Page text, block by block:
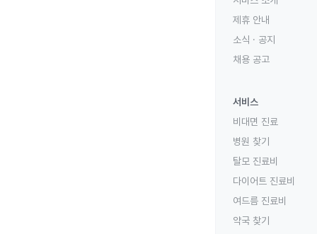
제휴 안내
소식 · 공지
채용 공고
서비스
비대면 진료
병원 찾기
탈모 진료비
다이어트 진료비
여드름 진료비
약국 찾기